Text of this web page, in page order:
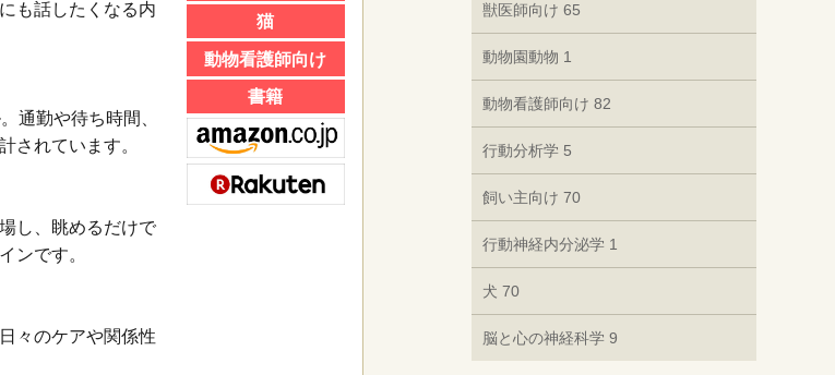
も話したくなる内
通勤や待ち時間、
されています。
し、眺めるだけで
ンです。
々のケアや関係性
猫
動物看護師向け
書籍
獣医師向け 65
動物園動物 1
動物看護師向け 82
行動分析学 5
飼い主向け 70
行動神経内分泌学 1
犬 70
脳と心の神経科学 9